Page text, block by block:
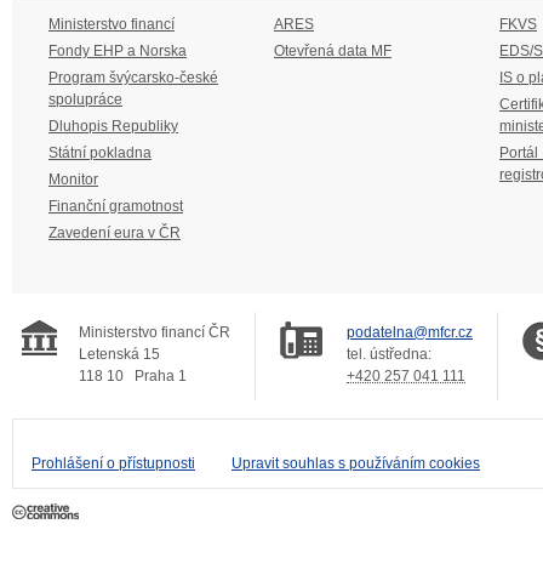
Ministerstvo financí
Fondy EHP a Norska
Program švýcarsko-české
spolupráce
Dluhopis Republiky
Státní pokladna
Monitor
Finanční gramotnost
Zavedení eura v ČR
ARES
Otevřená data MF
FKVS
EDS/
IS o
Portál
Ministerstvo financí ČR
Letenská 15
118 10
Praha 1
podatelna@mfcr.cz
tel. ústředna:
+420 257 041 111
Prohlášení o přístupnosti Upravit souhlas s používáním cookies